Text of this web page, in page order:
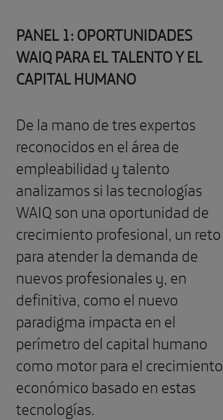
PANEL 1: OPORTUNIDADES
WAIQ PARA EL TALENTO Y EL
CAPITAL HUMANO
De la mano de tres expertos
reconocidos en el área de
empleabilidad y talento
analizamos si las tecnologías
WAIQ son una oportunidad de
crecimiento profesional, un reto
para atender la demanda de
nuevos profesionales y, en
definitiva, como el nuevo
paradigma impacta en el
perímetro del capital humano
como motor para el crecimiento
económico basado en estas
tecnologías.